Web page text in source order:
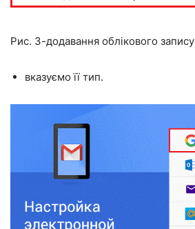
Рис. 3-додавання облікового запису
вказуємо її тип.